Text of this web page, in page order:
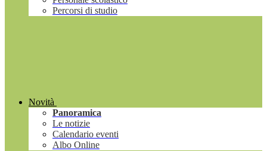
Percorsi di studio
Novità
Panoramica
Le notizie
Calendario eventi
Albo Online